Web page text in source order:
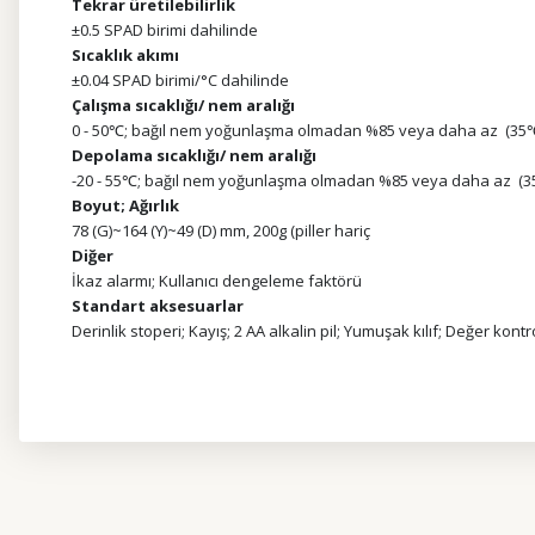
Tekrar üretilebilirlik
±0.5 SPAD birimi dahilinde
Sıcaklık akımı
±0.04 SPAD birimi/°C dahilinde
Çalışma sıcaklığı/ nem aralığı
0 - 50℃; bağıl nem yoğunlaşma olmadan %85 veya daha az
Depolama sıcaklığı/ nem aralığı
-20 - 55℃; bağıl nem yoğunlaşma olmadan %85 veya daha az
Boyut; Ağırlık
78 (G)~164 (Y)~49 (D) mm, 200g (piller hariç
Diğer
İkaz alarmı; Kullanıcı dengeleme faktörü
Standart aksesuarlar
Derinlik stoperi; Kayış; 2 AA alkalin pil; Yumuşak kılıf; Değer